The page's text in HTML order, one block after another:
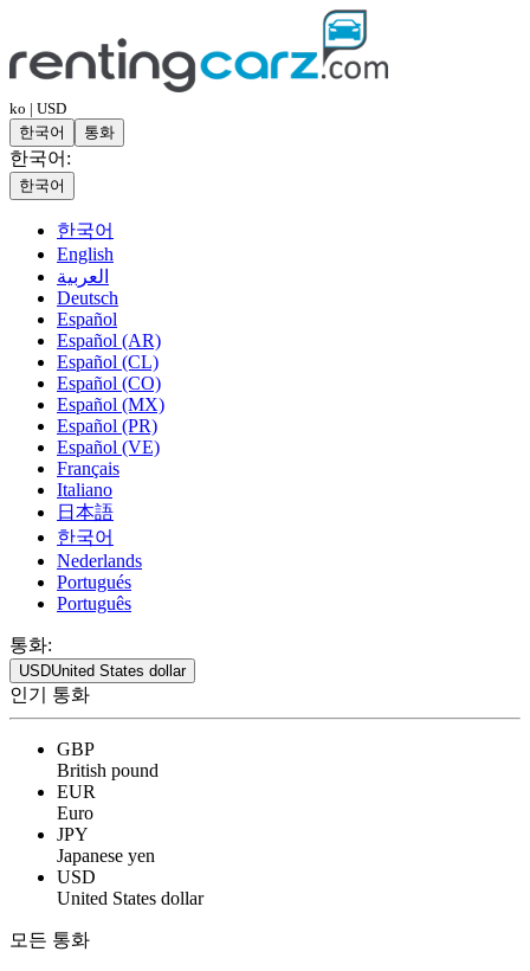
ko | USD
한국어
통화
한국어:
한국어
한국어
English
العربية
Deutsch
Español
Español (AR)
Español (CL)
Español (CO)
Español (MX)
Español (PR)
Español (VE)
Français
Italiano
日本語
한국어
Nederlands
Portugués
Português
통화:
USDUnited States dollar
인기 통화
GBP
British pound
EUR
Euro
JPY
Japanese yen
USD
United States dollar
모든 통화